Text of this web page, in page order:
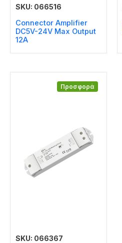
SKU: 066516
Connector Amplifier
DC5V-24V Max Output
12A
Προσφορά
SKU: 066367